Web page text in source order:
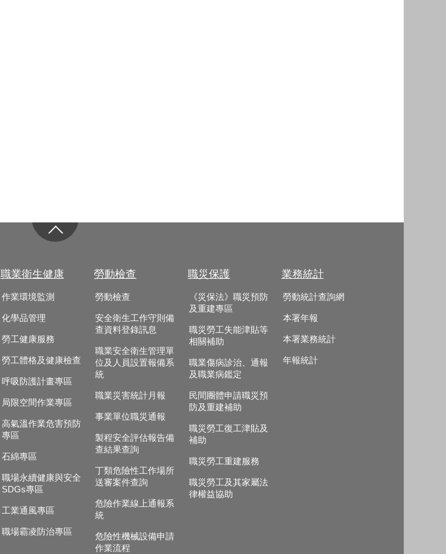
職業衛生健康
作業環境監測
化學品管理
勞工健康服務
勞工體格及健康檢查
呼吸防護計畫專區
局限空間作業專區
高氣溫作業危害預防
專區
石綿專區
職場永續健康與安全
SDGs專區
工業通風專區
職場霸凌防治專區
勞動檢查
勞動檢查
安全衛生工作守則備
查資料登錄訊息
職業安全衛生管理單
位及人員設置報備系
統
職業災害統計月報
事業單位職災通報
製程安全評估報告備
查結果查詢
丁類危險性工作場所
送審案件查詢
危險作業線上通報系
統
危險性機械設備申請
作業流程
職災保護
《災保法》職災預防
及重建專區
職災勞工失能津貼等
相關補助
職業傷病診治、通報
及職業病鑑定
民間團體申請職災預
防及重建補助
職災勞工復工津貼及
補助
職災勞工重建服務
職災勞工及其家屬法
律權益協助
業務統計
勞動統計查詢網
本署年報
本署業務統計
年報統計